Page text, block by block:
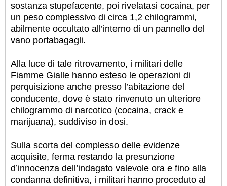
sostanza stupefacente, poi rivelatasi cocaina, per
un peso complessivo di circa 1,2 chilogrammi,
abilmente occultato all’interno di un pannello del
vano portabagagli.
Alla luce di tale ritrovamento, i militari delle
Fiamme Gialle hanno esteso le operazioni di
perquisizione anche presso l’abitazione del
conducente, dove è stato rinvenuto un ulteriore
chilogrammo di narcotico (cocaina, crack e
marijuana), suddiviso in dosi.
Sulla scorta del complesso delle evidenze
acquisite, ferma restando la presunzione
d’innocenza dell’indagato valevole ora e fino alla
condanna definitiva, i militari hanno proceduto al